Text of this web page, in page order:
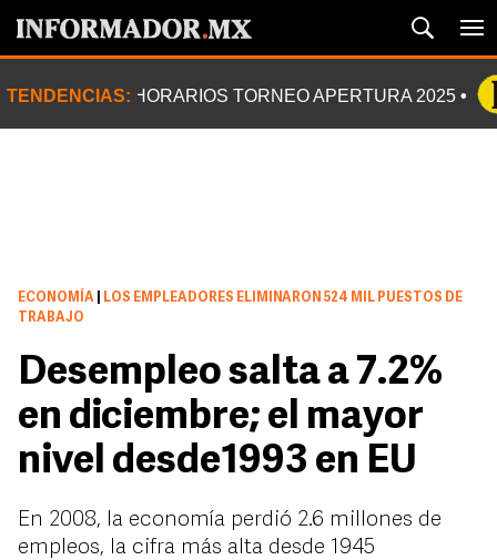
TENDENCIAS: HORARIOS TORNEO APERTURA 2025
ECONOMÍA
LOS EMPLEADORES ELIMINARON 524 MIL PUESTOS DE
TRABAJO
Desempleo salta a 7.2%
en diciembre; el mayor
nivel desde1993 en EU
En 2008, la economía perdió 2.6 millones de
empleos, la cifra más alta desde 1945